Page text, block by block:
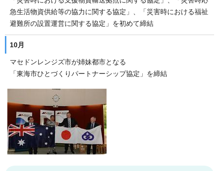
急生活物資供給等の協力に関する協定」、「災害時における福祉
避難所の設置運営に関する協定」を初めて締結
10月
マセドンレンジズ市が姉妹都市となる
「東海市ひとづくりパートナーシップ協定」を締結